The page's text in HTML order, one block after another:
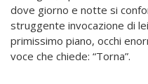
dove giorno e notte si
struggente invocazione di
primissimo piano, occhi
voce che chiede: “Torna”.